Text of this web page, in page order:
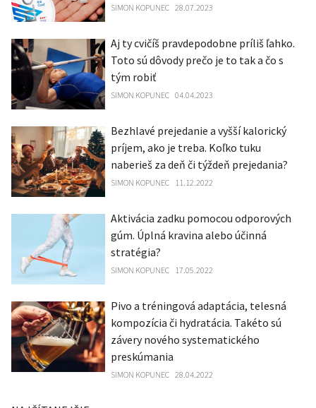
SIMON KOPUNEC 28.07.2023
Aj ty cvičíš pravdepodobne príliš ľahko.
Toto sú dôvody prečo je to tak a čo s
tým robiť
SIMON KOPUNEC 04.04.2023
Bezhlavé prejedanie a vyšší kalorický
príjem, ako je treba. Koľko tuku
naberieš za deň či týždeň prejedania?
SIMON KOPUNEC 11.12.2022
Aktivácia zadku pomocou odporových
gúm. Úplná kravina alebo účinná
stratégia?
SIMON KOPUNEC 17.05.2022
Pivo a tréningová adaptácia, telesná
kompozícia či hydratácia. Takéto sú
závery nového systematického
preskúmania
SIMON KOPUNEC 28.04.2022